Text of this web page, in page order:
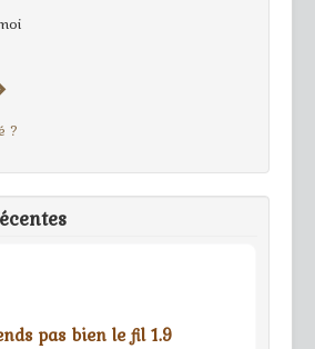
?
pas bien le fil 1.9